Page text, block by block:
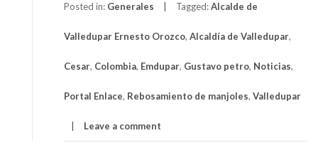
Posted in: Generales Tagged:Alcalde de
Valledupar Ernesto Orozco, Alcaldía de Valledupar,
Cesar, Colombia, Emdupar, Gustavo petro, Noticias,
Portal Enlace, Rebosamiento de manjoles, Valledupar
Leave a comment